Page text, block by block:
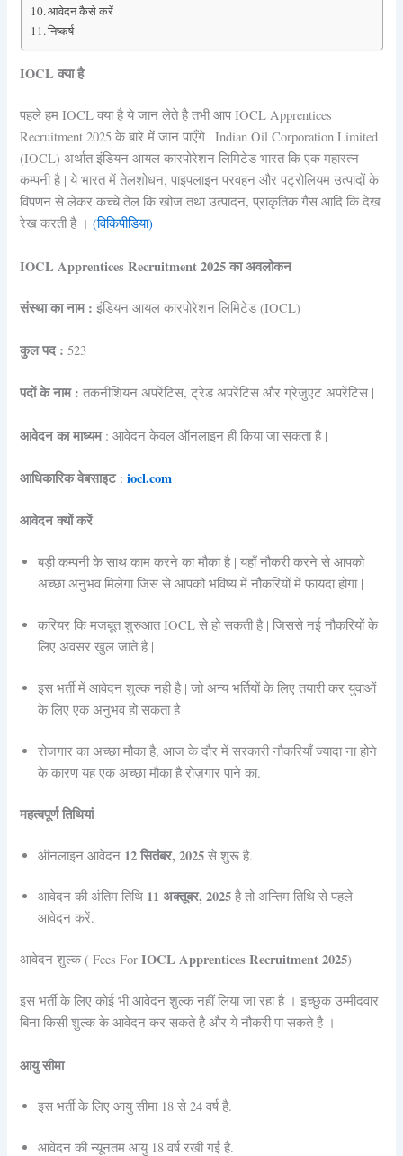
आवेदन कैसे करें
निष्कर्ष
IOCL क्या है
पहले हम IOCL क्या है ये जान लेते है तभी आप IOCL Apprentices
Recruitment 2025 के बारे में जान पाएँगे | Indian Oil Corporation Limited
(IOCL) अर्थात इंडियन आयल कारपोरेशन लिमिटेड भारत कि एक महारत्न
कम्पनी है | ये भारत में तेलशोधन, पाइपलाइन परवहन और पट्रोलियम उत्पादों के
विपणन से लेकर कच्चे तेल कि खोज तथा उत्पादन, प्राकृतिक गैस आदि कि देख
रेख करती है ।(विकिपीडिया)
IOCL Apprentices Recruitment 2025 का अवलोकन
संस्था का नाम : इंडियन आयल कारपोरेशन लिमिटेड (IOCL)
कुल पद : 523
पदों के नाम : तकनीशियन अपरेंटिस, ट्रेड अपरेंटिस और ग्रेजुएट अपरेंटिस |
आवेदन का माध्यम : आवेदन केवल ऑनलाइन ही किया जा सकता है |
आधिकारिक वेबसाइट:iocl.com
आवेदन क्यों करें
बड़ी कम्पनी के साथ काम करने का मौका है | यहाँ नौकरी करने से आपको
अच्छा अनुभव मिलेगा जिस से आपको भविष्य में नौकरियों में फायदा होगा |
करियर कि मजबूत शुरुआत IOCL से हो सकती है | जिससे नई नौकरियों के
लिए अवसर खुल जाते है |
इस भर्ती में आवेदन शुल्क नही है | जो अन्य भर्तियों के लिए तयारी कर युवाओं
के लिए एक अनुभव हो सकता है
रोजगार का अच्छा मौका है, आज के दौर में सरकारी नौकरियाँ ज्यादा ना होने
के कारण यह एक अच्छा मौका है रोज़गार पाने का.
महत्वपूर्ण तिथियां
ऑनलाइन आवेदन 12 सितंबर, 2025 से शुरू है.
आवेदन की अंतिम तिथि 11 अक्तूबर, 2025 है तो अन्तिम तिथि से पहले
आवेदन करें.
आवेदन शुल्क ( Fees ForIOCL Apprentices Recruitment 2025)
इस भर्ती के लिए कोई भी आवेदन शुल्क नहीं लिया जा रहा है । इच्छुक उम्मीदवार
बिना किसी शुल्क के आवेदन कर सकते है और ये नौकरी पा सकते है ।
आयु सीमा
इस भर्ती के लिए आयु सीमा 18 से 24 वर्ष है.
आवेदन की न्यूनतम आयु 18 वर्ष रखी गई है.